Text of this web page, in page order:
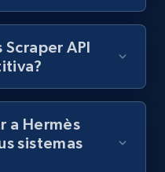
Scraper API
a Hermès
sistemas